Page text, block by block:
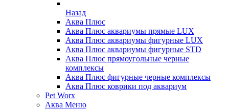
Назад
Аква Плюс
Аква Плюс аквариумы прямые LUX
Аква Плюс аквариумы фигурные LUX
Аква Плюс аквариумы фигурные STD
Аква Плюс прямоугольные черные
комплексы
Аква Плюс фигурные черные комплексы
Аква Плюс коврики под аквариум
Pet Worx
Аква Меню